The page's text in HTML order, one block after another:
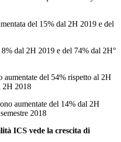
del 15% dal 2H 2019 e del
8% dal 2H 2019 e del 74% dal 2H°
aumentate del 54% rispetto al 2H
2H 2018
aumentate del 14% dal 2H
2018
ICS vede la crescita di